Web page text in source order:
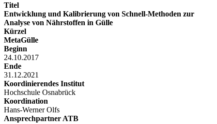
Titel
Entwicklung und Kalibrierung von Schnell-Methoden zur
Analyse von Nährstoffen in Gülle
Kürzel
MetaGülle
Beginn
24.10.2017
Ende
31.12.2021
Koordinierendes Institut
Hochschule Osnabrück
Koordination
Hans-Werner Olfs
Ansprechpartner ATB